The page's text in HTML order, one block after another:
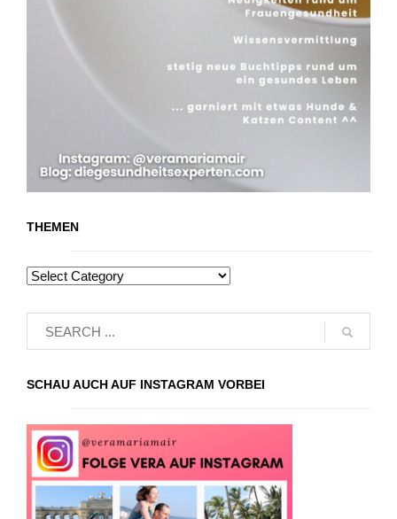
THEMEN
SCHAU AUCH AUF INSTAGRAM VORBEI